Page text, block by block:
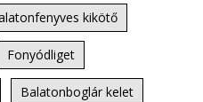
kikötő
Fonyódliget
Balatonboglár kelet